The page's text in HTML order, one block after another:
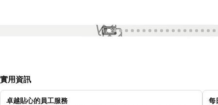
1 / 27
實用資訊
卓越貼心的員工服務
每